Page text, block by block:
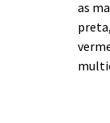
as